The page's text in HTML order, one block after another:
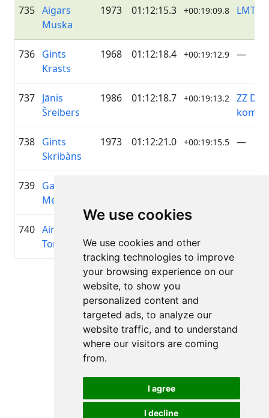
We use cookies
We use cookies and other
tracking technologies to improve
your browsing experience on our
website, to show you
personalized content and
targeted ads, to analyze our
website traffic, and to understand
where our visitors are coming
from.
I agree
I decline
735 Aigars
Muska
1973 01:12:15.3 +00:19:09.8 LMT
736 Gints
Krasts
1968 01:12:18.4 +00:19:12.9 —
737 Jānis
Šreibers
1986 01:12:18.7 +00:19:13.2
ZZ
738 Gints
Skribàns
1973 01:12:21.0 +00:19:15.5 —
739 Gabriele
Meneghel
740 Ainārs
Tomsons
Lapa 1 no 1
Kopā 11 Rezultāti
Atpakaļ uz rezultātiem
Visas tiesības aizsargātas. DistantRace